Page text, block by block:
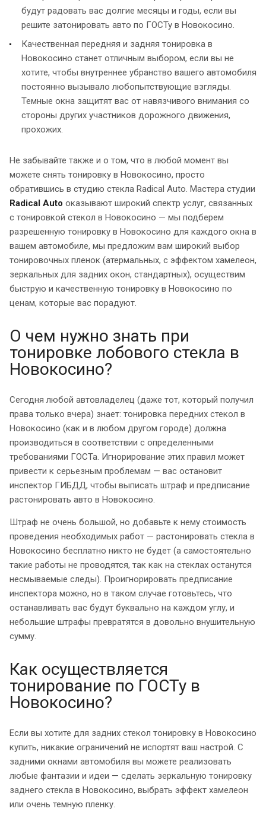
будут радовать вас долгие месяцы и годы, если вы
решите затонировать авто по ГОСТу в Новокосино.
Качественная передняя и задняя тонировка в
Новокосино станет отличным выбором, если вы не
хотите, чтобы внутреннее убранство вашего автомобиля
постоянно вызывало любопытствующие взгляды.
Темные окна защитят вас от навязчивого внимания со
стороны других участников дорожного движения,
прохожих.
Не забывайте также и о том, что в любой момент вы
можете снять тонировку в Новокосино, просто
обратившись в студию стекла Radical Auto. Мастера студии
Radical Auto оказывают широкий спектр услуг, связанных
с тонировкой стекол в Новокосино — мы подберем
разрешенную тонировку в Новокосино для каждого окна в
вашем автомобиле, мы предложим вам широкий выбор
тонировочных пленок (атермальных, с эффектом хамелеон,
зеркальных для задних окон, стандартных), осуществим
быструю и качественную тонировку в Новокосино по
ценам, которые вас порадуют.
О чем нужно знать при
тонировке лобового стекла в
Новокосино?
Сегодня любой автовладелец (даже тот, который получил
права только вчера) знает: тонировка передних стекол в
Новокосино (как и в любом другом городе) должна
производиться в соответствии с определенными
требованиями ГОСТа. Игнорирование этих правил может
привести к серьезным проблемам — вас остановит
инспектор ГИБДД, чтобы выписать штраф и предписание
растонировать авто в Новокосино.
Штраф не очень большой, но добавьте к нему стоимость
проведения необходимых работ — растонировать стекла в
Новокосино бесплатно никто не будет (а самостоятельно
такие работы не проводятся, так как на стеклах останутся
несмываемые следы). Проигнорировать предписание
инспектора можно, но в таком случае готовьтесь, что
останавливать вас будут буквально на каждом углу, и
небольшие штрафы превратятся в довольно внушительную
сумму.
Как осуществляется
тонирование по ГОСТу в
Новокосино?
Если вы хотите для задних стекол тонировку в Новокосино
купить, никакие ограничений не испортят ваш настрой. С
задними окнами автомобиля вы можете реализовать
любые фантазии и идеи — сделать зеркальную тонировку
заднего стекла в Новокосино, выбрать эффект хамелеон
или очень темную пленку.